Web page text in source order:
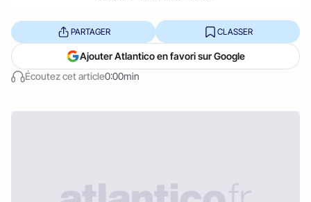
Écoutez cet article0:00min
PARTAGER CLASSER
Ajouter Atlantico en favori sur Google